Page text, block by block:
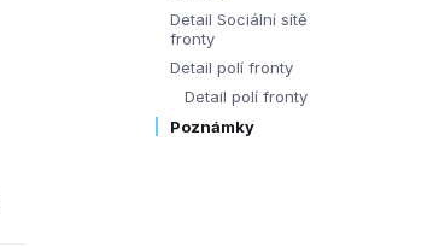
Detail Sociální sítě
fronty
Detail polí fronty
Detail polí fronty
Poznámky